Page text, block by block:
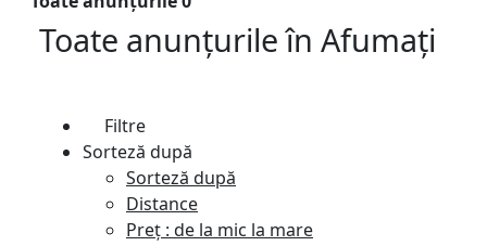
Toate anunțurileîn Afumaţi
Filtre
Sorteză după
Sorteză după
Distance
Preț : de la mic la mare